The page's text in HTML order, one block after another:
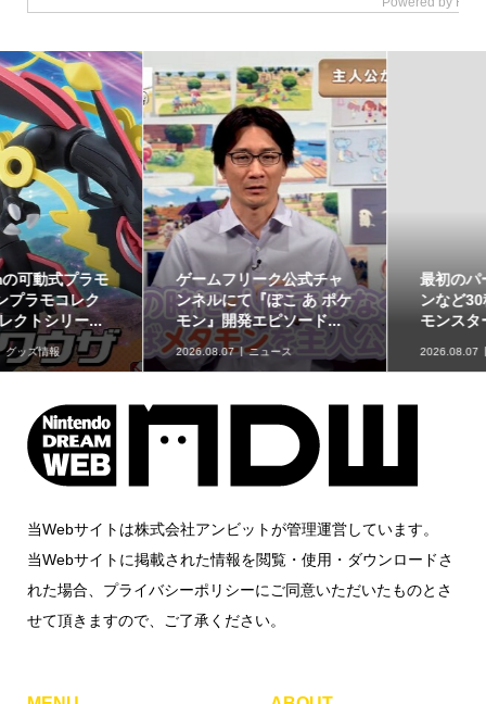
ゲームフリーク公式チャ
ンネルにて『ぽこ あ ポケ
モン』開発エピソード...
2026.08.07 ニュース
最初のパートナーポケモ
ンなど30種！「ポケット
モンスター30周年 ミニ...
2026.08.07 グッズ情報
当Webサイトは株式会社アンビットが管理運営しています。
当Webサイトに掲載された情報を閲覧・使用・ダウンロードさ
れた場合、プライバシーポリシーにご同意いただいたものとさ
せて頂きますので、ご了承ください。